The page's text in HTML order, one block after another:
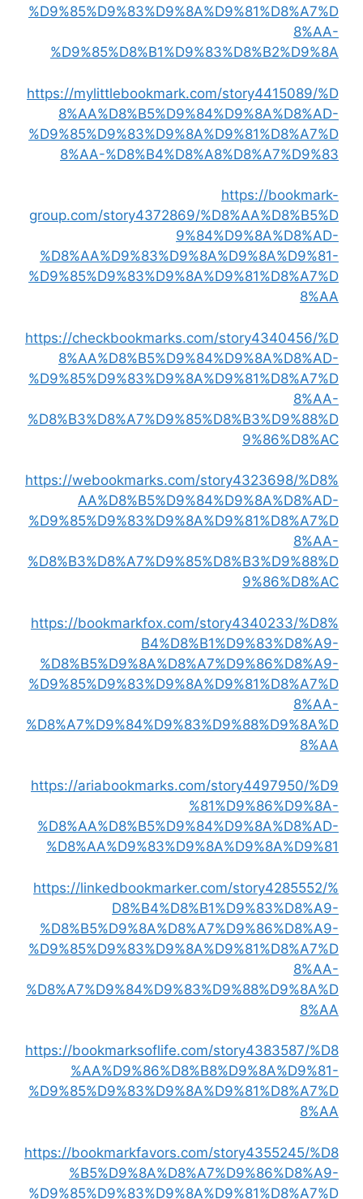
%D9%85%D9%83%D9%8A%D9%81%D8%A7%D
8%AA-
%D9%85%D8%B1%D9%83%D8%B2%D9%8A
https://mylittlebookmark.com/story4415089/%D
8%AA%D8%B5%D9%84%D9%8A%D8%AD-
%D9%85%D9%83%D9%8A%D9%81%D8%A7%D
8%AA-%D8%B4%D8%A8%D8%A7%D9%83
https://bookmark-
group.com/story4372869/%D8%AA%D8%B5%D
9%84%D9%8A%D8%AD-
%D8%AA%D9%83%D9%8A%D9%8A%D9%81-
%D9%85%D9%83%D9%8A%D9%81%D8%A7%D
8%AA
https://checkbookmarks.com/story4340456/%D
8%AA%D8%B5%D9%84%D9%8A%D8%AD-
%D9%85%D9%83%D9%8A%D9%81%D8%A7%D
8%AA-
%D8%B3%D8%A7%D9%85%D8%B3%D9%88%D
9%86%D8%AC
https://webookmarks.com/story4323698/%D8%
AA%D8%B5%D9%84%D9%8A%D8%AD-
%D9%85%D9%83%D9%8A%D9%81%D8%A7%D
8%AA-
%D8%B3%D8%A7%D9%85%D8%B3%D9%88%D
9%86%D8%AC
https://bookmarkfox.com/story4340233/%D8%
B4%D8%B1%D9%83%D8%A9-
%D8%B5%D9%8A%D8%A7%D9%86%D8%A9-
%D9%85%D9%83%D9%8A%D9%81%D8%A7%D
8%AA-
%D8%A7%D9%84%D9%83%D9%88%D9%8A%D
8%AA
https://ariabookmarks.com/story4497950/%D9
%81%D9%86%D9%8A-
%D8%AA%D8%B5%D9%84%D9%8A%D8%AD-
%D8%AA%D9%83%D9%8A%D9%8A%D9%81
https://linkedbookmarker.com/story4285552/%
D8%B4%D8%B1%D9%83%D8%A9-
%D8%B5%D9%8A%D8%A7%D9%86%D8%A9-
%D9%85%D9%83%D9%8A%D9%81%D8%A7%D
8%AA-
%D8%A7%D9%84%D9%83%D9%88%D9%8A%D
8%AA
https://bookmarksoflife.com/story4383587/%D8
%AA%D9%86%D8%B8%D9%8A%D9%81-
%D9%85%D9%83%D9%8A%D9%81%D8%A7%D
8%AA
https://bookmarkfavors.com/story4355245/%D8
%B5%D9%8A%D8%A7%D9%86%D8%A9-
%D9%85%D9%83%D9%8A%D9%81%D8%A7%D